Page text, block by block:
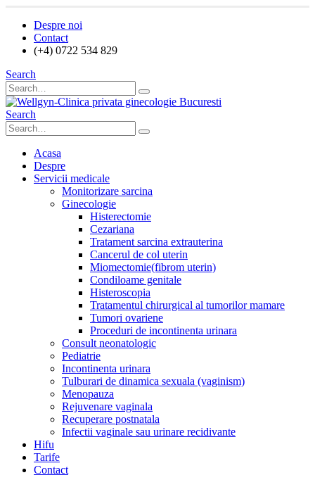
Despre noi
Contact
(+4) 0722 534 829
Search
Search
Acasa
Despre
Servicii medicale
Monitorizare sarcina
Ginecologie
Histerectomie
Cezariana
Tratament sarcina extrauterina
Cancerul de col uterin
Miomectomie(fibrom uterin)
Condiloame genitale
Histeroscopia
Tratamentul chirurgical al tumorilor mamare
Tumori ovariene
Proceduri de incontinenta urinara
Consult neonatologic
Pediatrie
Incontinenta urinara
Tulburari de dinamica sexuala (vaginism)
Menopauza
Rejuvenare vaginala
Recuperare postnatala
Infectii vaginale sau urinare recidivante
Hifu
Tarife
Contact